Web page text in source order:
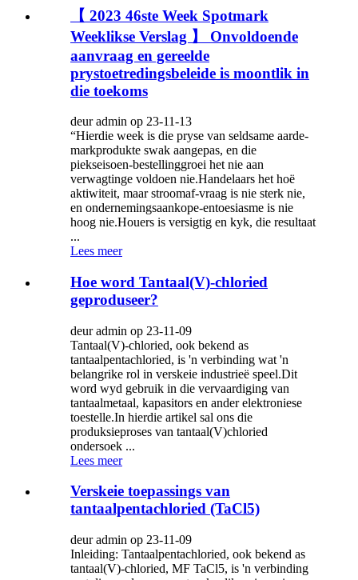
【 2023 46ste Week Spotmark
Weeklikse Verslag 】 Onvoldoende
aanvraag en gereelde
prystoetredingsbeleide is moontlik in
die toekoms
deur admin op 23-11-13
“Hierdie week is die pryse van seldsame aarde-
markprodukte swak aangepas, en die
piekseisoen-bestellinggroei het nie aan
verwagtinge voldoen nie.Handelaars het hoë
aktiwiteit, maar stroomaf-vraag is nie sterk nie,
en ondernemingsaankope-entoesiasme is nie
hoog nie.Houers is versigtig en kyk, die resultaat
...
Lees meer
Hoe word Tantaal(V)-chloried
geproduseer?
deur admin op 23-11-09
Tantaal(V)-chloried, ook bekend as
tantaalpentachloried, is 'n verbinding wat 'n
belangrike rol in verskeie industrieë speel.Dit
word wyd gebruik in die vervaardiging van
tantaalmetaal, kapasitors en ander elektroniese
toestelle.In hierdie artikel sal ons die
produksieproses van tantaal(V)chloried
ondersoek ...
Lees meer
Verskeie toepassings van
tantaalpentachloried (TaCl5)
deur admin op 23-11-09
Inleiding: Tantaalpentachloried, ook bekend as
tantaal(V)-chloried, MF TaCl5, is 'n verbinding